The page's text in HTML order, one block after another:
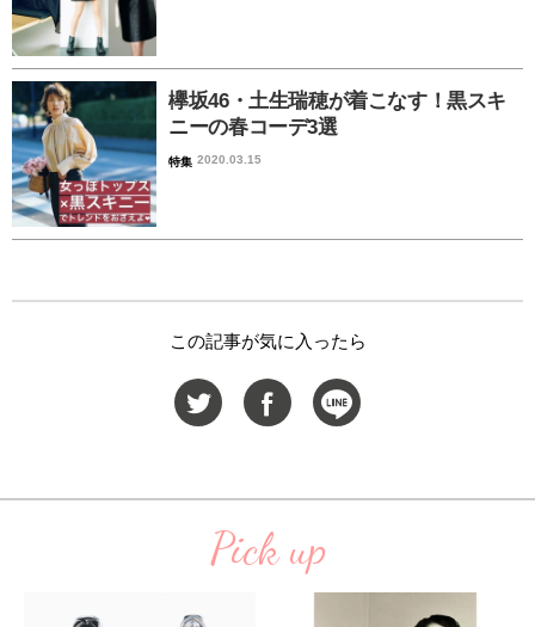
欅坂46・土生瑞穂が着こなす！黒スキ
ニーの春コーデ3選
特集 2020.03.15
この記事が気に入ったら
Pick up